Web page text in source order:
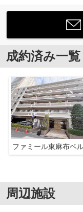
成約済み一覧
周辺施設